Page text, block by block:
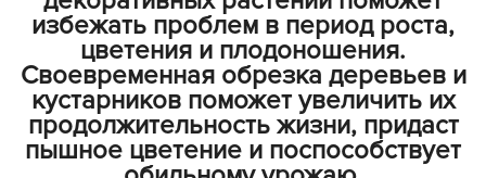
избежать проблем в период роста,
цветения и плодоношения.
Своевременная обрезка деревьев и
кустарников поможет увеличить их
продолжительность жизни, придаст
пышное цветение и поспособствует